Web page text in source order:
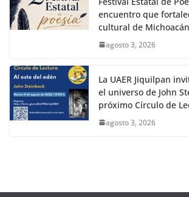
encuentro que
cultural de Michoacán
agosto 3, 2026
La UAER Jiquilpan
el universo de John
próximo Círculo de
agosto 3, 2026